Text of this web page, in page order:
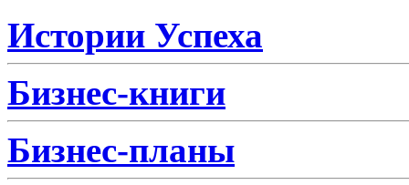
Истории Успеха
Бизнес-книги
Бизнес-планы